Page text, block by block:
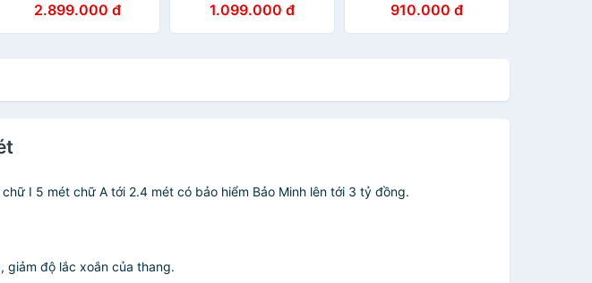
2.899.000 đ 1.099.000 đ 910.000 đ
I 5 mét chữ A tới 2.4 mét có bảo hiểm Bảo Minh lên tới 3 tỷ đồng.
giảm độ lắc xoắn của thang.